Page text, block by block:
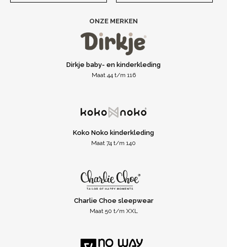
ONZE MERKEN
Dirkje baby- en kinderkleding
Maat 44 t/m 116
Koko Noko kinderkleding
Maat 74 t/m 140
Charlie Choe sleepwear
Maat 50 t/m XXL